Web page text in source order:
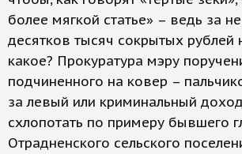
более мягкой статье» – ведь за
десятков тысяч сокрытых рублей
какое? Прокуратура мэру
подчиненного на ковер –
за левый или криминальный
схлопотать по примеру бывшего
Отрадненского сельского